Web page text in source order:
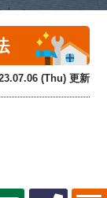
(Thu) 更新